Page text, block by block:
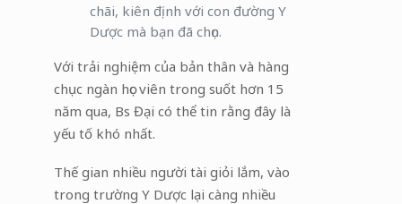
chãi, kiên định với con đường Y
Dược mà bạn đã chọn.
Với trải nghiệm của bản thân và hàng
chục ngàn học viên trong suốt hơn 15
năm qua, Bs Đại có thể tin rằng đây là
yếu tố khó nhất.
Thế gian nhiều người tài giỏi lắm, vào
trong trường Y Dược lại càng nhiều